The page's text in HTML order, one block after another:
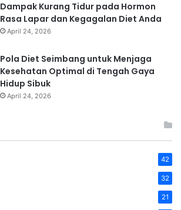
Dampak Kurang Tidur pada Hormon
Rasa Lapar dan Kegagalan Diet Anda
April 24, 2026
Pola Diet Seimbang untuk Menjaga
Kesehatan Optimal di Tengah Gaya
Hidup Sibuk
April 24, 2026
42
32
21